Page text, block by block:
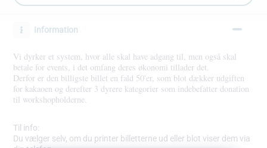
Information
Vi dyrker et system, hvor alle skal have adgang til, men også skal
betale for events, i det omfang deres økonomi tillader det.
Derfor er den billigste billet en fald 50'er, som blot dækker udgiften
for kakaoen og derefter 3 dyrere kategorier som indebefatter donation
til workshopholderne.
Til info:
Du vælger selv, om du printer billetterne ud eller blot viser dem via